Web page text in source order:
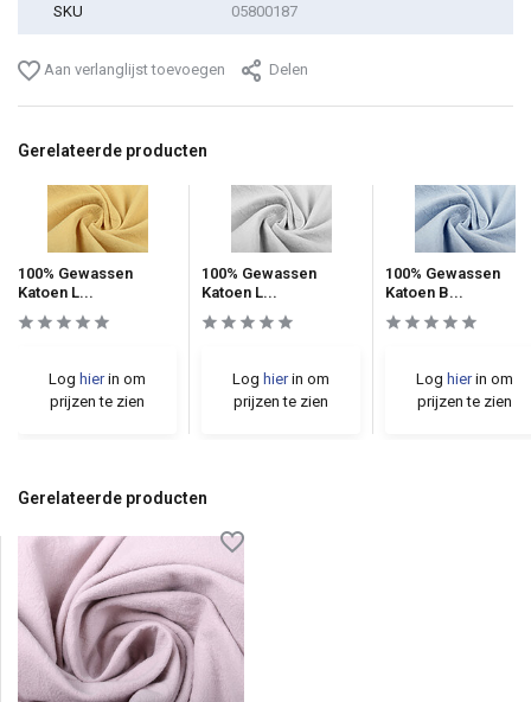
SKU 05800187
Aan verlanglijst toevoegen Delen
Gerelateerde producten
100% Gewassen
Katoen L...
Log hierin om
prijzen te zien
100% Gewassen
Katoen L...
Log hierin om
prijzen te zien
100% Gewassen
Katoen B...
Log hierin om
prijzen te zien
Gerelateerde producten